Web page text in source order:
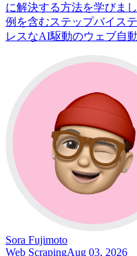
に解決する方法を学びま
例を含むステップバイス
レスなAI駆動のウェブ自
Sora Fujimoto
Web ScrapingAug 03, 2026